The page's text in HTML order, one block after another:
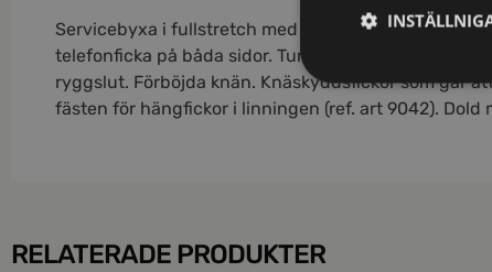
Servicebyxa i fullstretch med påsydda reflexband,
telefonficka på båda sidor. Tumstocksficka på
ryggslut. Förböjda knän. Knäskyddsfickor som går
fästen för hängfickor i linningen (ref. art 9042). Dold
RELATERADE PRODUKTER